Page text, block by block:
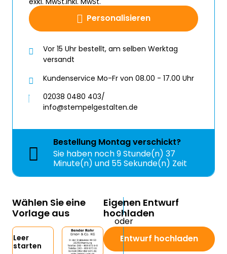
Personalisieren
Vor 15 Uhr bestellt, am selben Werktag
versandt
Kundenservice Mo-Fr von 08.00 - 17.00 Uhr
02038 0480 403/
info@stempelgestalten.de
Bestellung Montagverschickt?
Sie haben noch9 Stunde(n) 37
Minute(n) und 55 Sekunde(n) Zeit
Wählen Sie eine
Vorlage aus
Leer
starten
Eigenen Entwurf
hochladen
Entwurf hochladen